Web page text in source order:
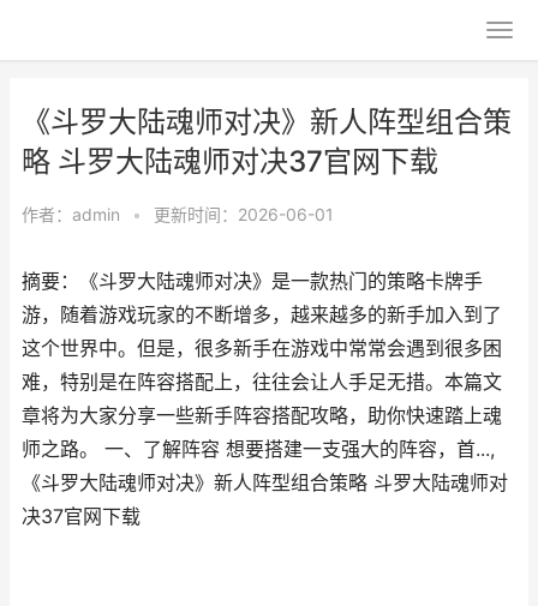
《斗罗大陆魂师对决》新人阵型组合策
略 斗罗大陆魂师对决37官网下载
作者： admin • 更新时间：2026-06-01
摘要：《斗罗大陆魂师对决》是一款热门的策略卡牌手
游，随着游戏玩家的不断增多，越来越多的新手加入到了
这个世界中。但是，很多新手在游戏中常常会遇到很多困
难，特别是在阵容搭配上，往往会让人手足无措。本篇文
章将为大家分享一些新手阵容搭配攻略，助你快速踏上魂
师之路。 一、了解阵容 想要搭建一支强大的阵容，首...,
《斗罗大陆魂师对决》新人阵型组合策略 斗罗大陆魂师对
决37官网下载